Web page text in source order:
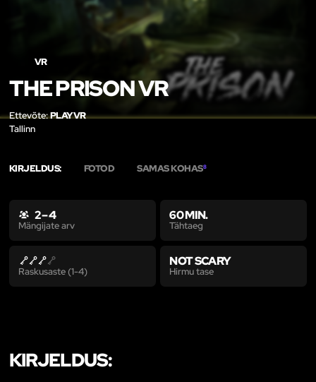
VR
THE PRISON VR
Ettevõte:PLAYVR
Tallinn
KIRJELDUS: FOTOD SAMAS KOHAS8
2 – 4
Mängijate arv
60 MIN.
Tähtaeg
Raskusaste (1-4)
NOT SCARY
Hirmu tase
KIRJELDUS: